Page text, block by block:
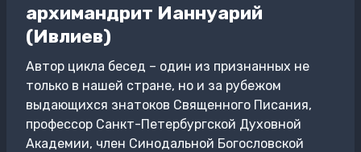
архимандрит Ианнуарий
(Ивлиев)
Автор цикла бесед – один из признанных не
только в нашей стране, но и за рубежом
выдающихся знатоков Священного Писания,
профессор Санкт-Петербургской Духовной
Академии, член Синодальной Богословской